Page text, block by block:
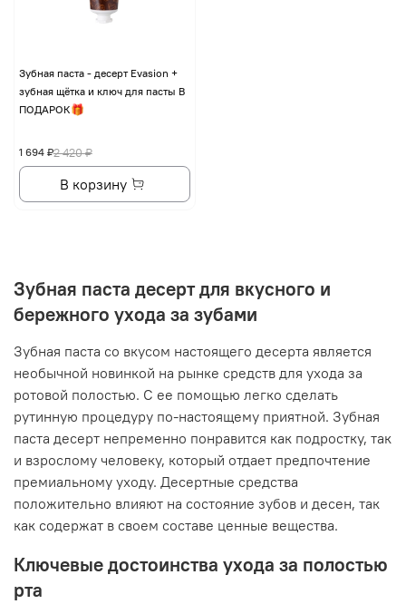
Зубная паста - десерт Evasion +
зубная щётка и ключ для пасты В
ПОДАРОК🎁
2 420 ₽
1 694 ₽
В корзину
Зубная паста десерт для вкусного и
бережного ухода за зубами
Зубная паста со вкусом настоящего десерта является
необычной новинкой на рынке средств для ухода за
ротовой полостью. С ее помощью легко сделать
рутинную процедуру по-настоящему приятной. Зубная
паста десерт непременно понравится как подростку, так
и взрослому человеку, который отдает предпочтение
премиальному уходу. Десертные средства
положительно влияют на состояние зубов и десен, так
как содержат в своем составе ценные вещества.
Ключевые достоинства ухода за полостью
рта